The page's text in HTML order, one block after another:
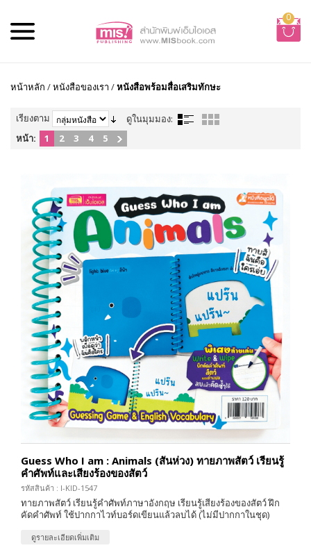
0
หน้าหลัก /หนังสือของเรา /หนังสือพร้อมสื่อเสริมทักษะ
เรียงตาม
ดูในมุมมอง:
หน้า:
1 2 3 4 5
Guess Who I am : Animals (สันห่วง) ทายภาพสัตว์ เรียนรู้
คำศัพท์และเสียงร้องของสัตว์
รหัสสินค้า : I-KID-1547
ทายภาพสัตว์ เรียนรู้คำศัพท์ภาษาอังกฤษ เรียนรู้เสียงร้องของสัตว์ ฝึก
คัดคำศัพท์ ใช้ปากกาไวท์บอร์ดเขียนแล้วลบได้ (ไม่มีปากกาในชุด)
ดูรายละเอียดเพิ่มเติม